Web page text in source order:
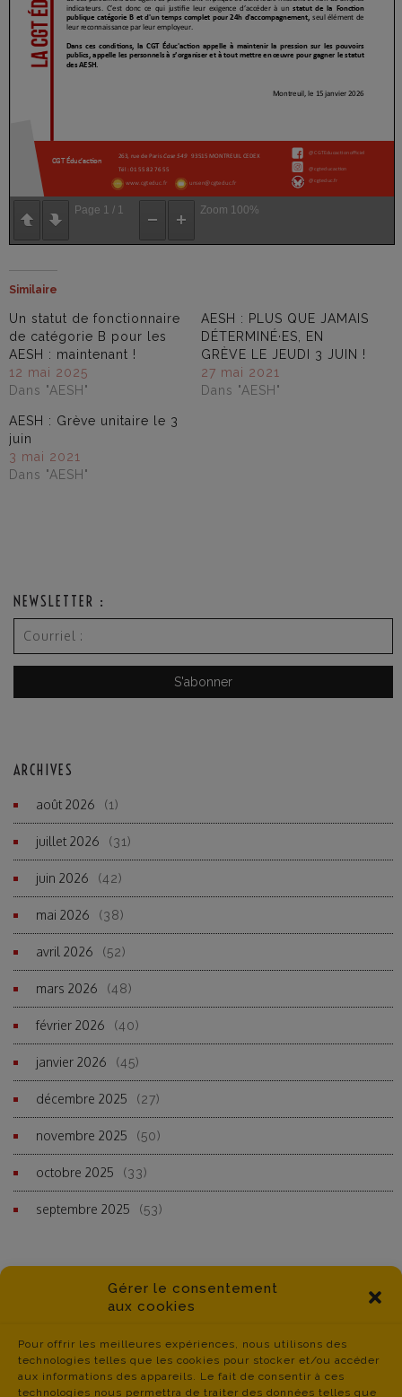
Gérer le consentement
aux cookies
Pour offrir les meilleures expériences, nous utilisons des
technologies telles que les cookies pour stocker et/ou accéder
aux informations des appareils. Le fait de consentir à ces
technologies nous permettra de traiter des données telles que
Page 1 / 1 Zoom 100%
Similaire
Un statut de fonctionnaire
de catégorie B pour les
AESH : maintenant !
12 mai 2025
Dans "AESH"
AESH : PLUS QUE JAMAIS
DÉTERMINÉ·ES, EN
GRÈVE LE JEUDI 3 JUIN !
27 mai 2021
Dans "AESH"
AESH : Grève unitaire le 3
juin
3 mai 2021
Dans "AESH"
NEWSLETTER :
ARCHIVES
août 2026 (1)
juillet 2026 (31)
juin 2026 (42)
mai 2026 (38)
avril 2026 (52)
mars 2026 (48)
février 2026 (40)
janvier 2026 (45)
décembre 2025 (27)
novembre 2025 (50)
octobre 2025 (33)
septembre 2025 (53)